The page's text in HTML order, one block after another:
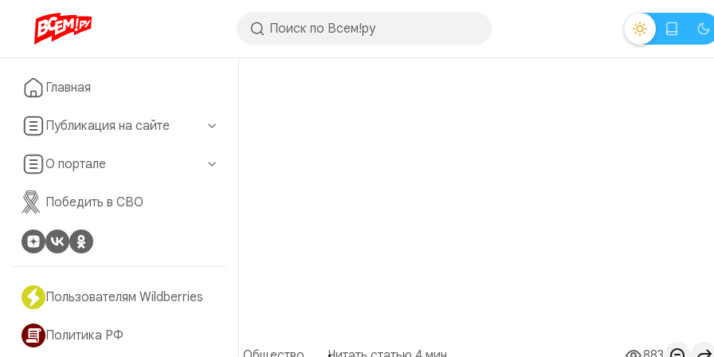
Главная
Публикация на сайте
О портале
Победить в СВО
Пользователям Wildberries
Политика РФ